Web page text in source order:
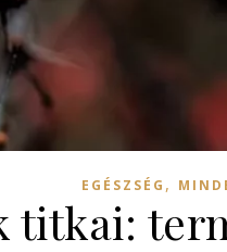
EGÉSZSÉG ,
titkai: